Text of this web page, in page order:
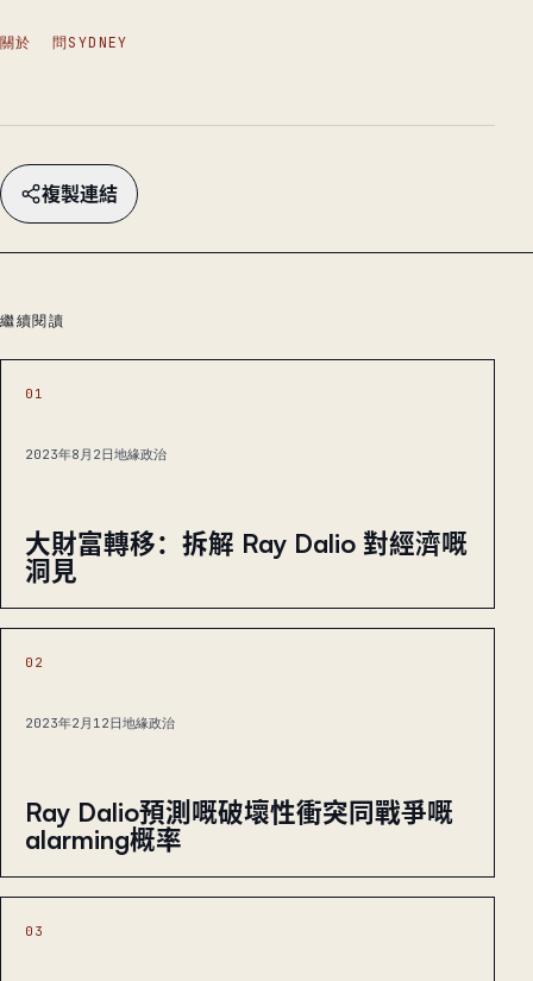
關於 問SYDNEY
複製連結
繼續閱讀
01
2023年8月2日地緣政治
大財富轉移：拆解 Ray Dalio 對經濟嘅
洞見
02
2023年2月12日地緣政治
Ray Dalio預測嘅破壞性衝突同戰爭嘅
alarming概率
03